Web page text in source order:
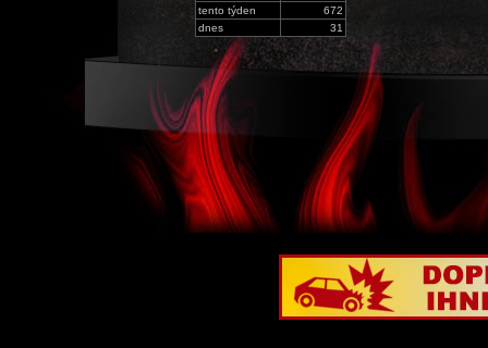
tento týden
672
dnes
31